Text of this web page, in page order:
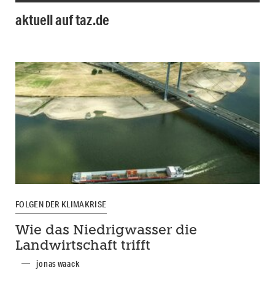
aktuell auf taz.de
FOLGEN DER KLIMAKRISE
Wie das Niedrigwasser die
Landwirtschaft trifft
jonas waack